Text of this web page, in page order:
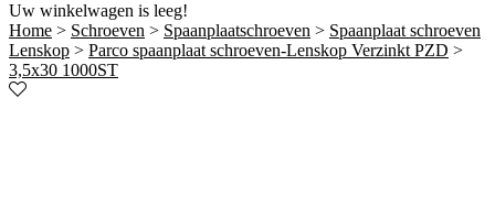
Uw winkelwagen is leeg!
Home > Schroeven > Spaanplaatschroeven > Spaanplaat schroeven
Lenskop > Parco spaanplaat schroeven-Lenskop Verzinkt PZD >
3,5x30 1000ST